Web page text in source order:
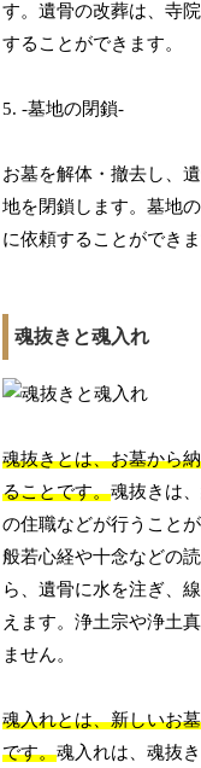
す。遺骨の改葬は、寺
することができます。
5. -墓地の閉鎖-
お墓を解体・撤去し、
地を閉鎖します。墓地
に依頼することができま
魂抜きと魂入れ
魂抜きとは、お墓から
ることです。魂抜きは
の住職などが行うこと
般若心経や十念などの
ら、遺骨に水を注ぎ、
えます。浄土宗や浄土
ません。
魂入れとは、新しいお
です。魂入れは、魂抜